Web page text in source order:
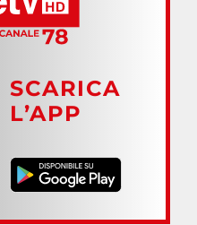
SCARICA
L’APP